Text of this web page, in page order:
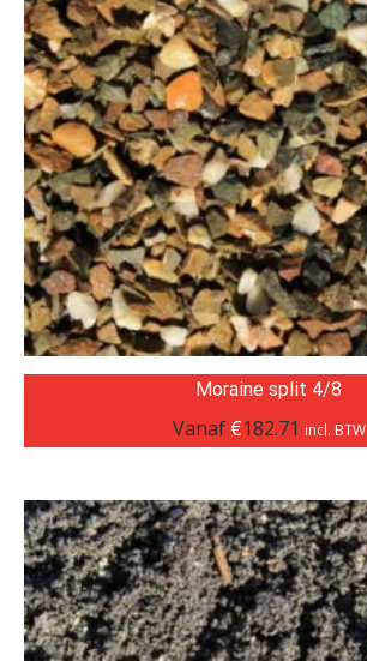
Moraine split 4/8
Vanaf €182.71 incl. BTW